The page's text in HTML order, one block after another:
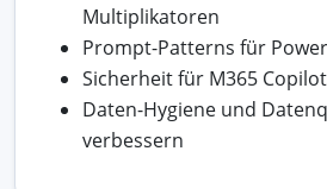
Multiplikatoren
Prompt-Patterns für
Sicherheit für M365 Copilot
Daten-Hygiene und
verbessern